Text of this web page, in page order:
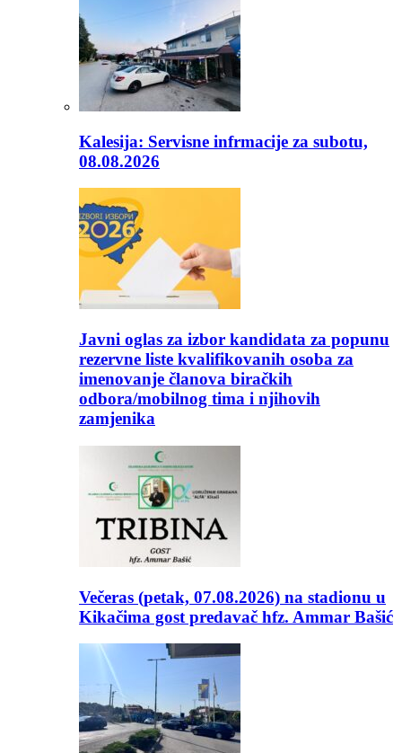
Kalesija: Servisne infrmacije za subotu,
08.08.2026
Javni oglas za izbor kandidata za popunu
rezervne liste kvalifikovanih osoba za
imenovanje članova biračkih
odbora/mobilnog tima i njihovih
zamjenika
Večeras (petak, 07.08.2026) na stadionu u
Kikačima gost predavač hfz. Ammar Bašić